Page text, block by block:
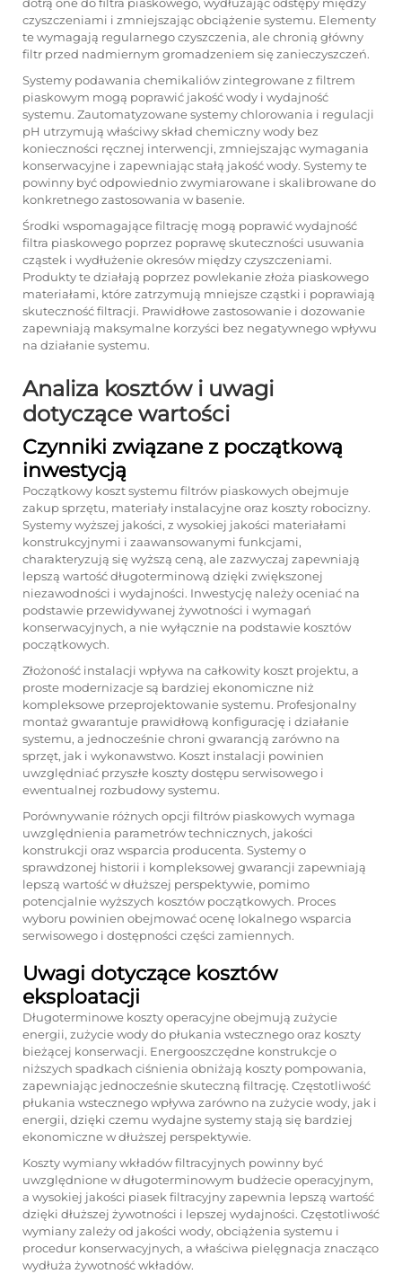
czyszczeniami i zmniejszając obciążenie systemu. Elementy
te wymagają regularnego czyszczenia, ale chronią główny
filtr przed nadmiernym gromadzeniem się zanieczyszczeń.
Systemy podawania chemikaliów zintegrowane z filtrem
piaskowym mogą poprawić jakość wody i wydajność
systemu. Zautomatyzowane systemy chlorowania i regulacji
pH utrzymują właściwy skład chemiczny wody bez
konieczności ręcznej interwencji, zmniejszając wymagania
konserwacyjne i zapewniając stałą jakość wody. Systemy te
powinny być odpowiednio zwymiarowane i skalibrowane do
konkretnego zastosowania w basenie.
Środki wspomagające filtrację mogą poprawić wydajność
filtra piaskowego poprzez poprawę skuteczności usuwania
cząstek i wydłużenie okresów między czyszczeniami.
Produkty te działają poprzez powlekanie złoża piaskowego
materiałami, które zatrzymują mniejsze cząstki i poprawiają
skuteczność filtracji. Prawidłowe zastosowanie i dozowanie
zapewniają maksymalne korzyści bez negatywnego wpływu
na działanie systemu.
Analiza kosztów i uwagi
dotyczące wartości
Czynniki związane z początkową
inwestycją
Początkowy koszt systemu filtrów piaskowych obejmuje
zakup sprzętu, materiały instalacyjne oraz koszty robocizny.
Systemy wyższej jakości, z wysokiej jakości materiałami
konstrukcyjnymi i zaawansowanymi funkcjami,
charakteryzują się wyższą ceną, ale zazwyczaj zapewniają
lepszą wartość długoterminową dzięki zwiększonej
niezawodności i wydajności. Inwestycję należy oceniać na
podstawie przewidywanej żywotności i wymagań
konserwacyjnych, a nie wyłącznie na podstawie kosztów
początkowych.
Złożoność instalacji wpływa na całkowity koszt projektu, a
proste modernizacje są bardziej ekonomiczne niż
kompleksowe przeprojektowanie systemu. Profesjonalny
montaż gwarantuje prawidłową konfigurację i działanie
systemu, a jednocześnie chroni gwarancją zarówno na
sprzęt, jak i wykonawstwo. Koszt instalacji powinien
uwzględniać przyszłe koszty dostępu serwisowego i
ewentualnej rozbudowy systemu.
Porównywanie różnych opcji filtrów piaskowych wymaga
uwzględnienia parametrów technicznych, jakości
konstrukcji oraz wsparcia producenta. Systemy o
sprawdzonej historii i kompleksowej gwarancji zapewniają
lepszą wartość w dłuższej perspektywie, pomimo
potencjalnie wyższych kosztów początkowych. Proces
wyboru powinien obejmować ocenę lokalnego wsparcia
serwisowego i dostępności części zamiennych.
Uwagi dotyczące kosztów
eksploatacji
Długoterminowe koszty operacyjne obejmują zużycie
energii, zużycie wody do płukania wstecznego oraz koszty
bieżącej konserwacji. Energooszczędne konstrukcje o
niższych spadkach ciśnienia obniżają koszty pompowania,
zapewniając jednocześnie skuteczną filtrację. Częstotliwość
płukania wstecznego wpływa zarówno na zużycie wody, jak i
energii, dzięki czemu wydajne systemy stają się bardziej
ekonomiczne w dłuższej perspektywie.
Koszty wymiany wkładów filtracyjnych powinny być
uwzględnione w długoterminowym budżecie operacyjnym,
a wysokiej jakości piasek filtracyjny zapewnia lepszą wartość
dzięki dłuższej żywotności i lepszej wydajności. Częstotliwość
wymiany zależy od jakości wody, obciążenia systemu i
procedur konserwacyjnych, a właściwa pielęgnacja znacząco
wydłuża żywotność wkładów.